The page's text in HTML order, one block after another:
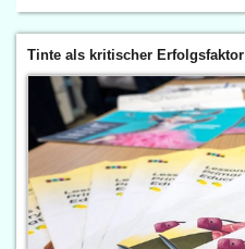
Tinte als kritischer Erfolgsfaktor